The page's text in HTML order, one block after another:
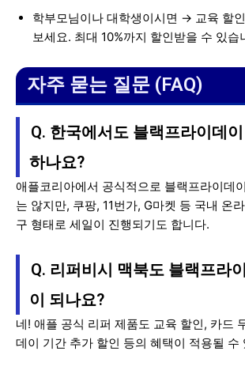
학부모님이나 대학생이시면 → 교육 할
보세요. 최대 10%까지 할인받을 수 있습
자주 묻는 질문 (FAQ)
Q. 한국에서도 블랙프라이데
하나요?
애플코리아에서 공식적으로 블랙프라이데
는 않지만, 쿠팡, 11번가, G마켓 등 국내 온
구 형태로 세일이 진행되기도 합니다.
Q. 리퍼비시 맥북도 블랙프라
이 되나요?
네! 애플 공식 리퍼 제품도 교육 할인, 카드
데이 기간 추가 할인 등의 혜택이 적용될 수